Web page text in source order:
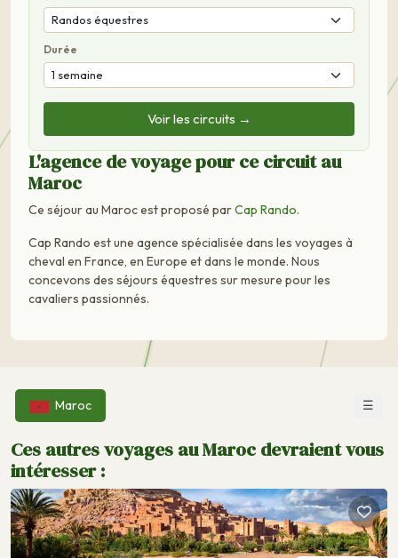
Durée
Voir les circuits →
L'agence de voyage pour ce circuit au
Maroc
Ce séjour au Maroc est proposé parCap Rando.
Cap Rando est une agence spécialisée dans les voyages à
cheval en France, en Europe et dans le monde. Nous
concevons des séjours équestres sur mesure pour les
cavaliers passionnés.
Maroc ☰
Ces autres voyages au Maroc devraient vous
intéresser :